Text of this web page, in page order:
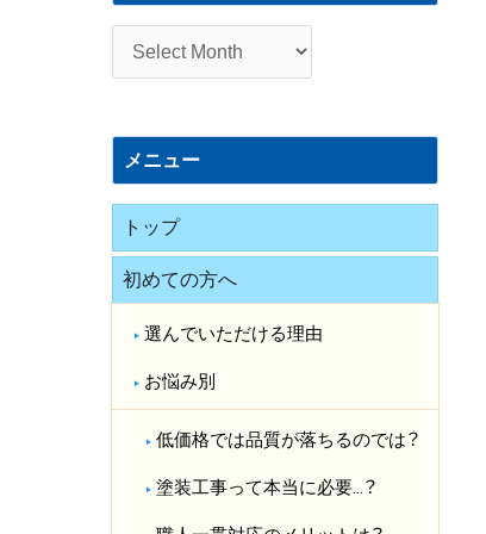
施
例
メニュー
トップ
初めての方へ
選んでいただける理由
お悩み別
低価格では品質が落ちるのでは？​
塗装工事って本当に必要…？​